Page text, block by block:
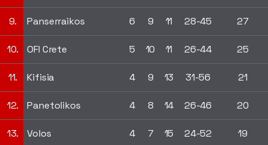
9. Panserraikos 6 9 11 28-45 27
10. OFI Crete 5 10 11 26-44 25
11. Kifisia 4 9 13 31-56 21
12. Panetolikos 4 8 14 26-46 20
13. Volos 4 7 15 24-52 19